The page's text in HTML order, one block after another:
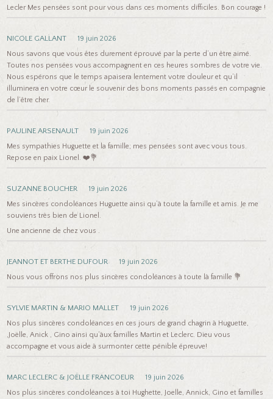
Lecler Mes pensées sont pour vous dans ces moments difficiles. Bon courage !
NICOLE GALLANT
19 juin 2026
Nous savons que vous êtes durement éprouvé par la perte d’un être aimé.
Toutes nos pensées vous accompagnent en ces heures sombres de votre vie.
Nous espérons que le temps apaisera lentement votre douleur et qu’il
illuminera en votre cœur le souvenir des bons moments passés en compagnie
de l’être cher.
PAULINE ARSENAULT
19 juin 2026
Mes sympathies Huguette et la famille; mes pensées sont avec vous tous.
Repose en paix Lionel. ❤️💐
SUZANNE BOUCHER
19 juin 2026
Mes sincères condoléances Huguette ainsi qu’à toute la famille et amis. Je me
souviens très bien de Lionel.
Une ancienne de chez vous .
JEANNOT ET BERTHE DUFOUR
19 juin 2026
Nous vous offrons nos plus sincères condoléances à toute là famille 💐
SYLVIE MARTIN & MARIO MALLET
19 juin 2026
Nos plus sincères condoléances en ces jours de grand chagrin à Huguette,
,Joëlle, Anick , Gino ainsi qu’àux familles Martin et Leclerc. Dieu vous
accompagne et vous aide à surmonter cette pénible épreuve!
MARC LECLERC & JOËLLE FRANCOEUR
19 juin 2026
Nos plus sincères condoléances à toi Hughette, Joelle, Annick, Gino et familles